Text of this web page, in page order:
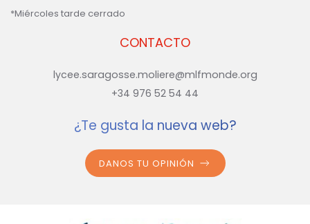
CONTACTO
lycee.saragosse.moliere@mlfmonde.org
+34 976 52 54 44
*Miércoles tarde cerrado
¿Te gusta la nueva web?
DANOS TU OPINIÓN